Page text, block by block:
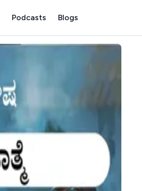
Podcasts Blogs